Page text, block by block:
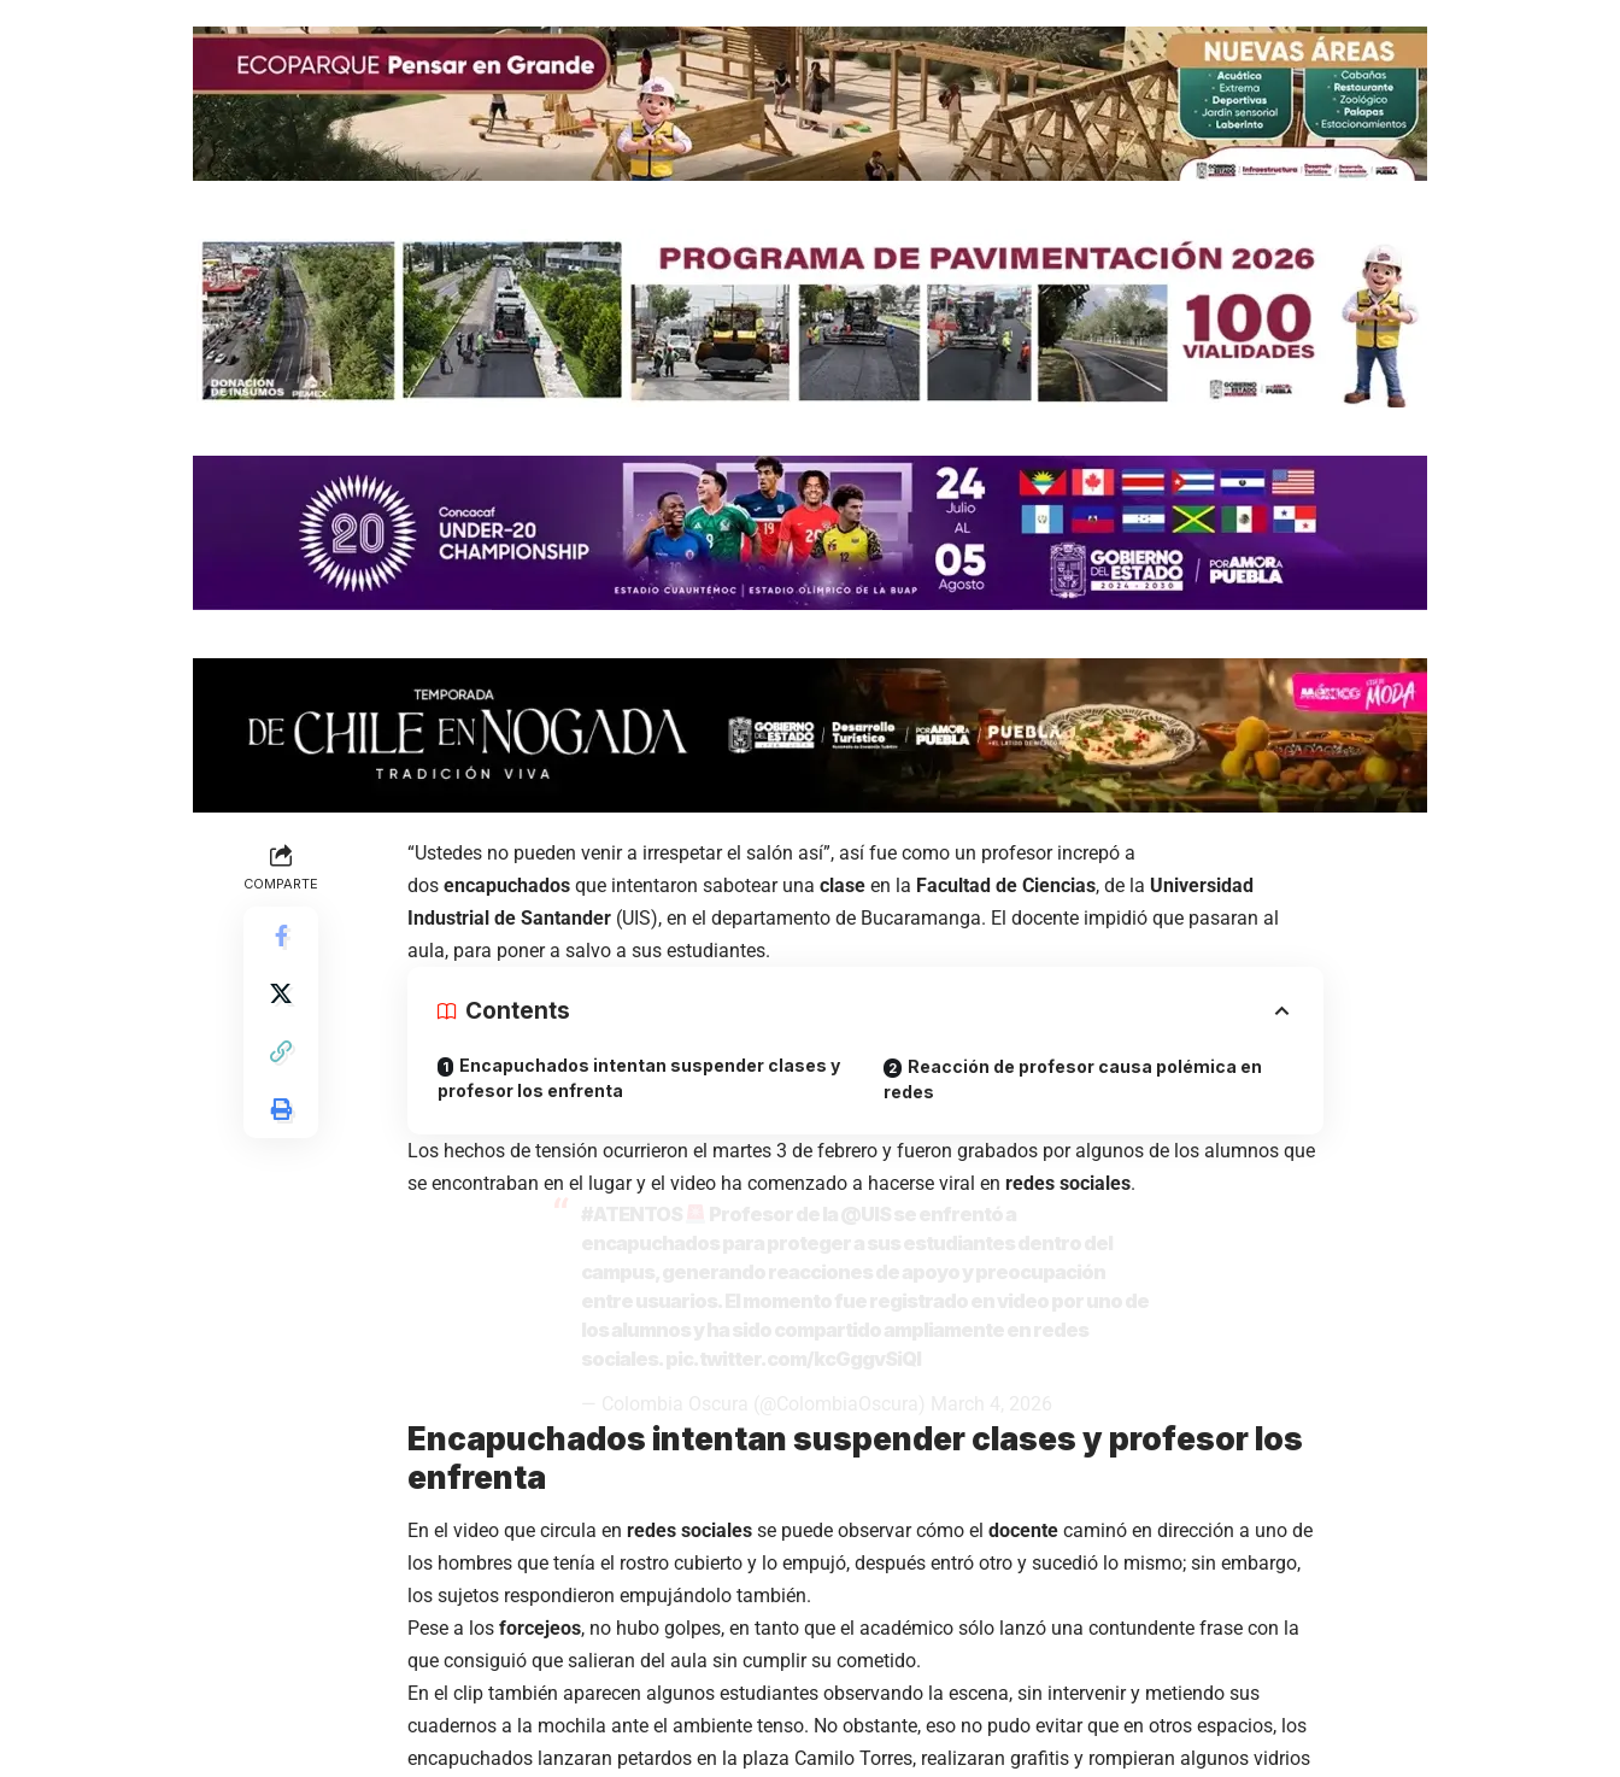
COMPARTE
“Ustedes no pueden venir a irrespetar el salón así”, así fue como un profesor increpó a
dos encapuchados que intentaron sabotear una clase en la Facultad de Ciencias, de la Universidad
Industrial de Santander (UIS), en el departamento de Bucaramanga. El docente impidió que pasaran al
aula, para poner a salvo a sus estudiantes.
Contents
Encapuchados intentan suspender clases y
profesor los enfrenta
Reacción de profesor causa polémica en
redes
Los hechos de tensión ocurrieron el martes 3 de febrero y fueron grabados por algunos de los alumnos que
se encontraban en el lugar y el video ha comenzado a hacerse viral en redes sociales.
Encapuchados intentan suspender clases y profesor los
enfrenta
En el video que circula en redes sociales se puede observar cómo el docente caminó en dirección a uno de
los hombres que tenía el rostro cubierto y lo empujó, después entró otro y sucedió lo mismo; sin embargo,
los sujetos respondieron empujándolo también.
Pese a los forcejeos, no hubo golpes, en tanto que el académico sólo lanzó una contundente frase con la
que consiguió que salieran del aula sin cumplir su cometido.
En el clip también aparecen algunos estudiantes observando la escena, sin intervenir y metiendo sus
cuadernos a la mochila ante el ambiente tenso. No obstante, eso no pudo evitar que en otros espacios, los
encapuchados lanzaran petardos en la plaza Camilo Torres, realizaran grafitis y rompieran algunos vidrios